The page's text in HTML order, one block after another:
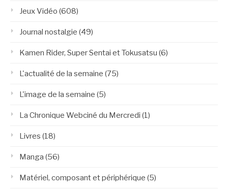
Jeux Vidéo (608)
Journal nostalgie (49)
Kamen Rider, Super Sentai et Tokusatsu (6)
L'actualité de la semaine (75)
L'image de la semaine (5)
La Chronique Webciné du Mercredi (1)
Livres (18)
Manga (56)
Matériel, composant et périphérique (5)